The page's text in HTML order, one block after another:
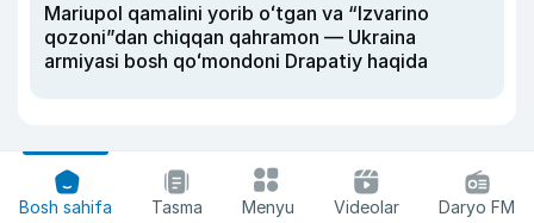
Mariupol qamalini yorib oʻtgan va “Izvarino
qozoni”dan chiqqan qahramon — Ukraina
armiyasi bosh qoʻmondoni Drapatiy haqida
Bosh sahifa Tasma Menyu Videolar Daryo FM